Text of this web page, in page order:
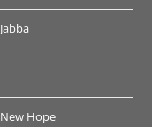
Hope